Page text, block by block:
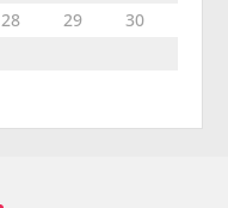
28 29
30